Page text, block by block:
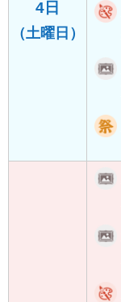
4日
（土曜日）